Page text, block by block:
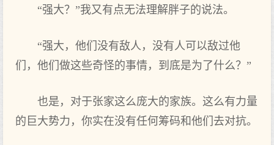
“强大？”我又有点无法理解胖子的说法。
“强大，他们没有敌人，没有人可以敌过他
们，他们做这些奇怪的事情，到底是为了什么？”
也是，对于张家这么庞大的家族。这么有力量
的巨大势力，你实在没有任何筹码和他们去对抗。